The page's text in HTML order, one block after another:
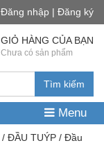
Đăng nhập | Đăng ký
Tìm kiếm
GIỎ HÀNG CỦA BẠN
Chưa có sản phẩm
Menu
/ ĐẦU TUÝP / Đầu